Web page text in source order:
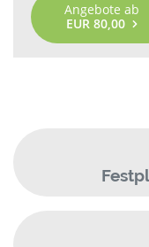
Angebote ab
EUR 80,00